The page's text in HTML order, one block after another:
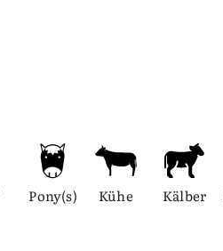
Pony(s) Kühe Kälber